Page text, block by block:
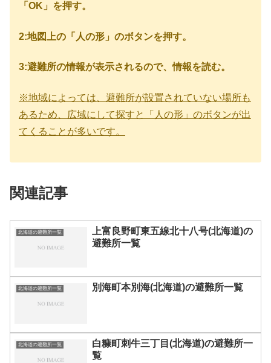
「OK」を押す。
2:地図上の「人の形」のボタンを押す。
3:避難所の情報が表示されるので、情報を読む。
※地域によっては、避難所が設置されていない場所も
あるため、広域にして探すと「人の形」のボタンが出
てくることが多いです。
関連記事
北海道の避難所一覧
上富良野町東五線北十八号(北海道)の
避難所一覧
北海道の避難所一覧 別海町本別海(北海道)の避難所一覧
北海道の避難所一覧
白糠町刺牛三丁目(北海道)の避難所一
覧